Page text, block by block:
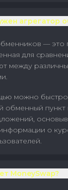
агрегатор
— это
для
между
можно быстро
обменный
о
MoneySwap?